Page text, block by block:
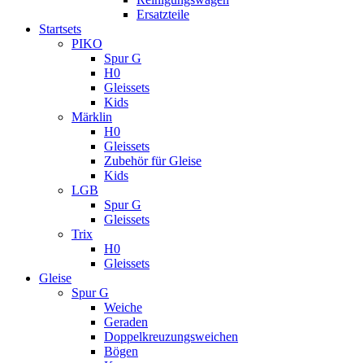
Ersatzteile
Startsets
PIKO
Spur G
H0
Gleissets
Kids
Märklin
H0
Gleissets
Zubehör für Gleise
Kids
LGB
Spur G
Gleissets
Trix
H0
Gleissets
Gleise
Spur G
Weiche
Geraden
Doppelkreuzungsweichen
Bögen